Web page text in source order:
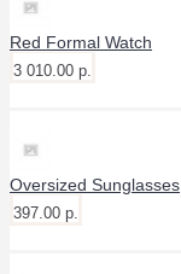
Red Formal Watch
3 010.00 р.
Oversized Sunglasses
397.00 р.